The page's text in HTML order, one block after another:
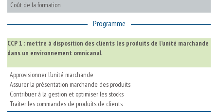
Coût de la formation
Programme
CCP 1 : mettre à disposition des clients les produits de l’unité marchande
dans un environnement omnicanal
Approvisionner l’unité marchande
Assurer la présentation marchande des produits
Contribuer à la gestion et optimiser les stocks
Traiter les commandes de produits de clients